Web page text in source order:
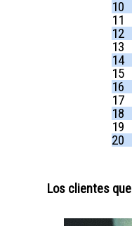
10
11
12
13
14
15
16
17
18
19
20
Los clientes